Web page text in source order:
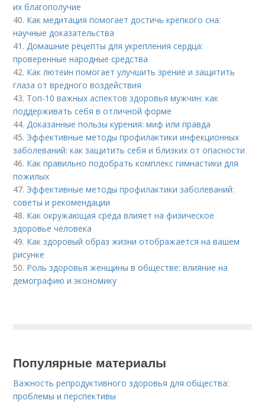
их благополучие
40. Как медитация помогает достичь крепкого сна:
научные доказательства
41. Домашние рецепты для укрепления сердца:
проверенные народные средства
42. Как лютеин помогает улучшить зрение и защитить
глаза от вредного воздействия
43. Топ-10 важных аспектов здоровья мужчин: как
поддерживать себя в отличной форме
44. Доказанные пользы курения: миф или правда
45. Эффективные методы профилактики инфекционных
заболеваний: как защитить себя и близких от опасности
46. Как правильно подобрать комплекс гимнастики для
пожилых
47. Эффективные методы профилактики заболеваний:
советы и рекомендации
48. Как окружающая среда влияет на физическое
здоровье человека
49. Как здоровый образ жизни отображается на вашем
рисунке
50. Роль здоровья женщины в обществе: влияние на
демографию и экономику
Популярные материалы
Важность репродуктивного здоровья для общества:
проблемы и перспективы